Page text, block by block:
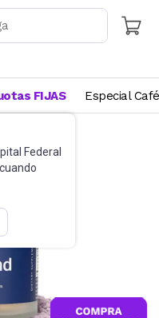
Federal
FIJAS Especial Café